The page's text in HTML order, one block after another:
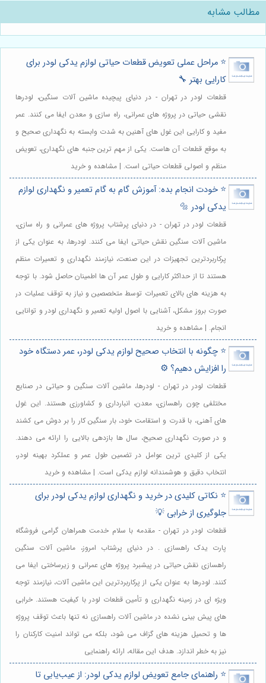
مطالب مشابه
⭐️ مراحل عملی تعویض قطعات حیاتی لوازم یدکی لودر برای
کارایی بهتر 🔧
قطعات لودر در تهران - در دنیای پیچیده ماشین آلات سنگین، لودرها
نقشی حیاتی در پروژه های عمرانی، راه سازی و معدن ایفا می کنند. عمر
مفید و کارایی این غول های آهنین به شدت وابسته به نگهداری صحیح و
به موقع قطعات آن هاست. یکی از مهم ترین جنبه های نگهداری، تعویض
منظم و اصولی قطعات حیاتی است. | مشاهده و خرید
⭐️ خودت انجام بده: آموزش گام به گام تعمیر و نگهداری لوازم
یدکی لودر 🔩
قطعات لودر در تهران - در دنیای پرشتاب پروژه های عمرانی و راه سازی،
ماشین آلات سنگین نقش حیاتی ایفا می کنند. لودرها، به عنوان یکی از
پرکاربردترین تجهیزات در این صنعت، نیازمند نگهداری و تعمیرات منظم
هستند تا از حداکثر کارایی و طول عمر آن ها اطمینان حاصل شود. با توجه
به هزینه های بالای تعمیرات توسط متخصصین و نیاز به توقف عملیات در
صورت بروز مشکل، آشنایی با اصول اولیه تعمیر و نگهداری لودر و توانایی
انجام. | مشاهده و خرید
⭐️ چگونه با انتخاب صحیح لوازم یدکی لودر، عمر دستگاه خود
را افزایش دهیم؟ ⚙️
قطعات لودر در تهران - لودرها، ماشین آلات سنگین و حیاتی در صنایع
مختلفی چون راهسازی، معدن، انبارداری و کشاورزی هستند. این غول
های آهنی، با قدرت و استقامت خود، بار سنگین کار را بر دوش می کشند
و در صورت نگهداری صحیح، سال ها بازدهی بالایی را ارائه می دهند.
یکی از کلیدی ترین عوامل در تضمین طول عمر و عملکرد بهینه لودر،
انتخاب دقیق و هوشمندانه لوازم یدکی است. | مشاهده و خرید
⭐️ نکاتی کلیدی در خرید و نگهداری لوازم یدکی لودر برای
جلوگیری از خرابی 💡
قطعات لودر در تهران - مقدمه با سلام خدمت همراهان گرامی فروشگاه
پارت یدک راهسازی . در دنیای پرشتاب امروز، ماشین آلات سنگین
راهسازی نقش حیاتی در پیشبرد پروژه های عمرانی و زیرساختی ایفا می
کنند. لودرها به عنوان یکی از پرکاربردترین این ماشین آلات، نیازمند توجه
ویژه ای در زمینه نگهداری و تأمین قطعات لودر با کیفیت هستند. خرابی
های پیش بینی نشده در ماشین آلات راهسازی نه تنها باعث توقف پروژه
ها و تحمیل هزینه های گزاف می شود، بلکه می تواند امنیت کارکنان را
نیز به خطر اندازد. هدف این مقاله، ارائه راهنمایی
⭐️ راهنمای جامع تعویض لوازم یدکی لودر: از عیب‌یابی تا